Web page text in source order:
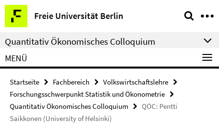
Springe
direkt
zu
Inhalt
Freie Universität Berlin
Service-
Navigation
Quantitativ Ökonomisches Colloquium
MENÜ
Startseite Fachbereich
Volkswirtschaftslehre
Forschungsschwerpunkt Statistik und Ökonometrie
Quantitativ Ökonomisches Colloquium
QÖC: Pentti
Saikkonen (University of Helsinki)